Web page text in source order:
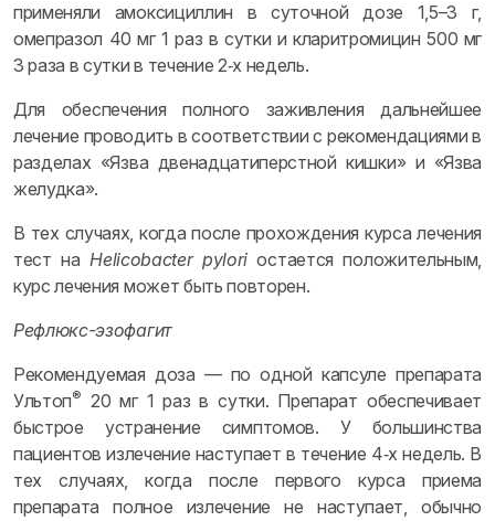
применяли амоксициллин в суточной дозе 1,5–3 г,
омепразол 40 мг 1 раз в сутки и кларитромицин 500 мг
3 раза в сутки в течение 2‑х недель.
Для обеспечения полного заживления дальнейшее
лечение проводить в соответствии с рекомендациями в
разделах «Язва двенадцатиперстной кишки» и «Язва
желудка».
В тех случаях, когда после прохождения курса лечения
тест наHelicobacter pyloriостается положительным,
курс лечения может быть повторен.
Рефлюкс-эзофагит
Рекомендуемая доза — по одной капсуле препарата
Ультоп® 20 мг 1 раз в сутки. Препарат обеспечивает
быстрое устранение симптомов. У большинства
пациентов излечение наступает в течение 4‑х недель. В
тех случаях, когда после первого курса приема
препарата полное излечение не наступает, обычно